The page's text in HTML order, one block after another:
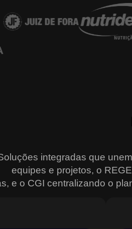
integradas que
equipes e projetos, o
e o CGI centralizando o